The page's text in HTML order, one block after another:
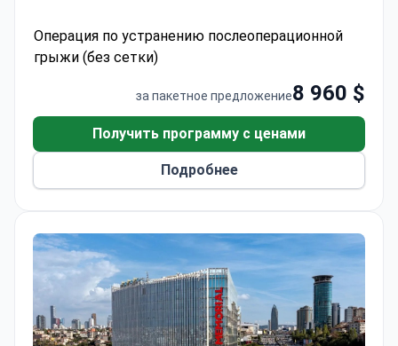
с 2008 года, обеспечивая высокие стандарты
хирургической помощи.
Операция по устранению послеоперационной
грыжи (без сетки)
за пакетное предложение8 960 $
Получить программу с ценами
Подробнее